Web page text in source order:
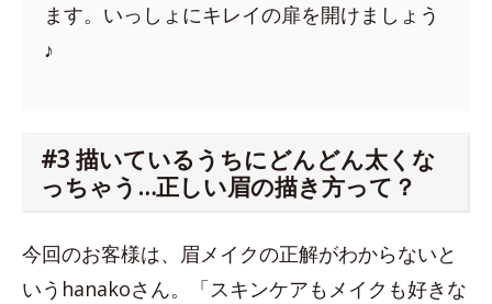
ます。いっしょにキレイの扉を開けましょう
♪
#3 描いているうちにどんどん太くな
っちゃう…正しい眉の描き方って？
今回のお客様は、眉メイクの正解がわからないと
いうhanakoさん。「スキンケアもメイクも好きな